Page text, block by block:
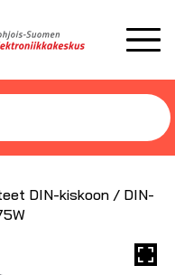
DIN-kiskoon / DIN-